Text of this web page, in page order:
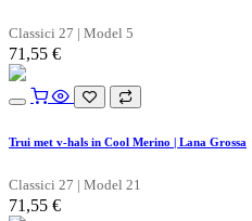
Classici 27 | Model 5
71,55 €
Trui met v-hals in Cool Merino | Lana Grossa
Classici 27 | Model 21
71,55 €